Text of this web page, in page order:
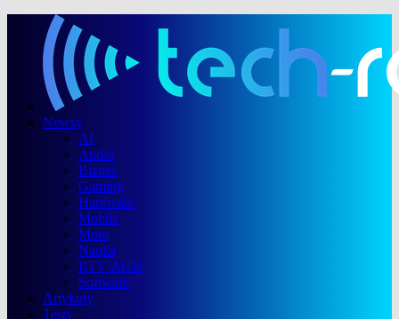
Newsy
AI
Audio
Biznes
Gaming
Hardware
Mobile
Moto
Nauka
RTV/AGD
Software
Artykuły
Testy